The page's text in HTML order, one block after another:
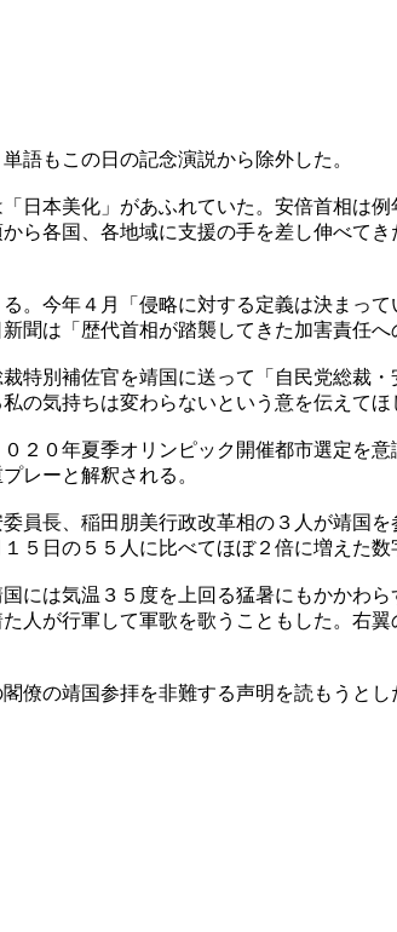
語もこの日の記念演説から除外した。
日本美化」があふれていた。安倍首相は
ら各国、各地域に支援の手を差し伸べて
。今年４月「侵略に対する定義は決まっ
は「歴代首相が踏襲してきた加害責任へ
特別補佐官を靖国に送って「自民党総裁
気持ちは変わらないという意を伝えてほ
２０年夏季オリンピック開催都市選定を
レーと解釈される。
員長、稲田朋美行政改革相の３人が靖国
５日の５５人に比べてほぼ２倍に増えた数
には気温３５度を上回る猛暑にもかかわ
人が行軍して軍歌を歌うこともした。右
僚の靖国参拝を非難する声明を読もうと